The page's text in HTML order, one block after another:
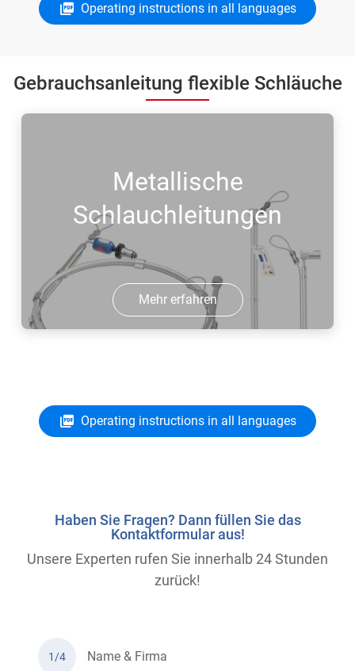
Operating instructions in all languages
Gebrauchsanleitung flexible Schläuche
Metallische
Schlauchleitungen
Mehr erfahren
Operating instructions in all languages
Haben Sie Fragen? Dann füllen Sie das
Kontaktformular aus!
Unsere Experten rufen Sie innerhalb 24 Stunden
zurück!
1/4 Name & Firma